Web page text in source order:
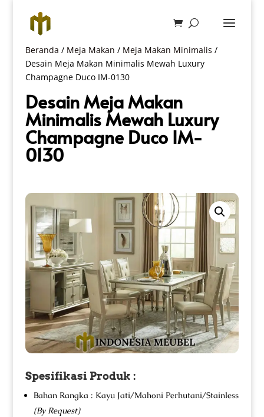
Beranda / Meja Makan / Meja Makan Minimalis /
Desain Meja Makan Minimalis Mewah Luxury
Champagne Duco IM-0130
Desain Meja Makan
Minimalis Mewah Luxury
Champagne Duco IM-
0130
Spesifikasi Produk :
Bahan Rangka : Kayu Jati/Mahoni Perhutani/Stainless
(By Request)